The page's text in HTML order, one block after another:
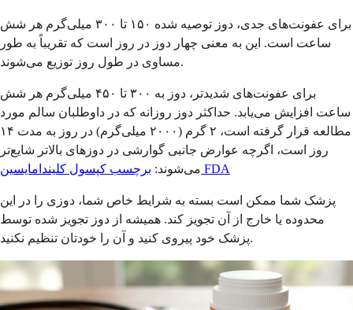
برای عفونت‌های جدی، دوز توصیه شده ۱۵۰ تا ۳۰۰ میلی‌گرم هر شش
ساعت است. این به معنی چهار دوز در روز است که تقریباً به طور
مساوی در طول روز توزیع می‌شوند.
برای عفونت‌های شدیدتر، دوز به ۳۰۰ تا ۴۵۰ میلی‌گرم هر شش
ساعت افزایش می‌یابد. حداکثر دوز روزانه که در داوطلبان سالم مورد
مطالعه قرار گرفته است، ۲ گرم (۲۰۰۰ میلی‌گرم) در روز به مدت ۱۴
روز است، اگرچه عوارض جانبی گوارشی در دوزهای بالاتر شایع‌تر
می‌شوند: برچسب کپسول کلیندامایسین FDA
پزشک شما ممکن است بسته به شرایط خاص شما، دوزی را در این
محدوده یا خارج از آن تجویز کند. همیشه از دوز تجویز شده توسط
پزشک خود پیروی کنید و آن را خودتان تنظیم نکنید.